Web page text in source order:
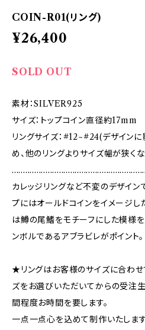
COIN-R01(リング)
¥26,400
SOLD OUT
素材：SILVER925
サイズ：トップコイン直径約17mm
リングサイズ：#12~#24(デザイン
め、他のリングよりサイズ幅が狭く
カレッジリングなど不変のデザイン
プにはオールドコインをイメージし
は鱒の尾鰭をモチーフにした模様
ンボルであるアブラビレがポイント。
★リングはお客様のサイズに合わせ
ズをお選びいただいてからの受注
間程度お時間を要します。
一点一点心を込めて制作いたしま